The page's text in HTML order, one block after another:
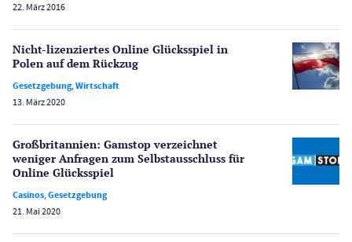
Poker
Schlagzeilen
Spiele
Spielerschutz
Sport
Wetten
Merkur Casinos
Casino Testberichte
Bonus Ohne Einzahlung
22. März 2016
Nicht-lizenziertes Online Glücksspiel in
Polen auf dem Rückzug
Gesetzgebung,Wirtschaft
13. März 2020
Großbritannien: Gamstop verzeichnet
weniger Anfragen zum Selbstausschluss für
Online Glücksspiel
Casinos,Gesetzgebung
21. Mai 2020